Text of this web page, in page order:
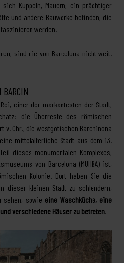
Kuppeln, Mauern, ein prächtiger
und andere Bauwerke befinden, die
werden.
sind die von Barcelona nicht weit.
BARCIN
einer der markantesten der Stadt,
die Überreste des römischen
v. Chr., die westgotischen Barchinona
mittelalterliche Stadt aus dem 13.
dieses monumentalen Komplexes,
von Barcelona (MUHBA) ist,
Kolonie. Dort haben Sie die
dieser kleinen Stadt zu schlendern,
sehen, sowie eine Waschküche, eine
verschiedene Häuser zu betreten.